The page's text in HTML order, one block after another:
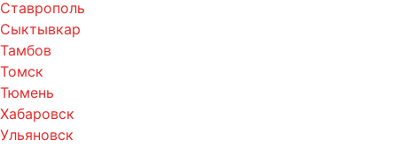
Ставрополь
Сыктывкар
Тамбов
Томск
Тюмень
Хабаровск
Ульяновск